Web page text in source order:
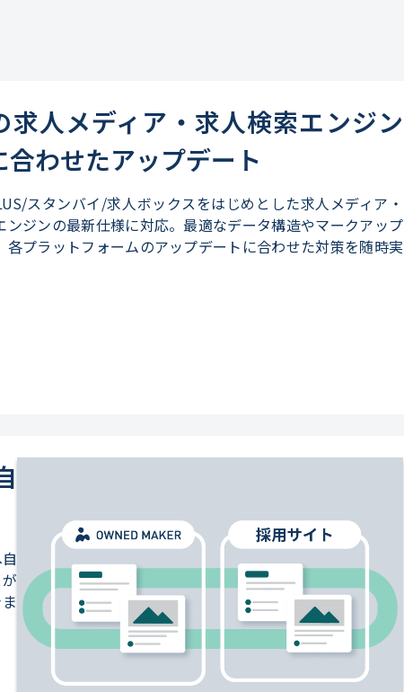
求人メディア・求人検索エンジン
合わせたアップデート
スタンバイ/求人ボックスをはじめとした求人メディア・
ンジンの最新仕様に対応。最適なデータ構造やマークアップ
各プラットフォームのアップデートに合わせた対策を随時実